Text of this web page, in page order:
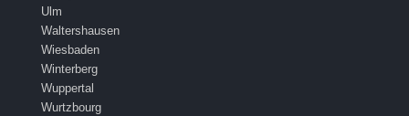
Ulm
Waltershausen
Wiesbaden
Winterberg
Wuppertal
Wurtzbourg